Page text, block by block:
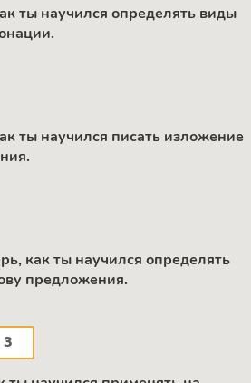
ты научился определять виды
ты научился писать изложение
как ты научился определять
предложения.
3